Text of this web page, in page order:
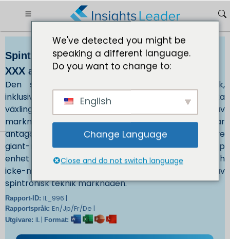
Spintronics Technology Market Size USD
XXX av 2032
Den stigande antagandet av avancerad teknik,
inklusive STT-MRAM som används för att minska
växlingsenergiförbrukningen, driver tillväxten av
marknaden för spintronics-teknik. Dessutom ökar
antagandet av metallbaserade enheter, inklusive
giant-magneto resistive (GMR) struktur, en prototyp
enhet som består av växlande ferromagnetiska och
icke-magnetiska metallskikt främjar tillväxten av
spintronisk teknik marknaden.
Rapport-ID: IL_996 |
Rapportspråk: En/Jp/Fr/De |
Utgivare: IL | Format:
We've detected you might be
speaking a different language.
Do you want to change to:
English
Change Language
Close and do not switch language